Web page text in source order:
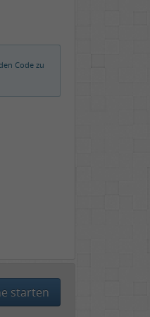
Code zu
starten